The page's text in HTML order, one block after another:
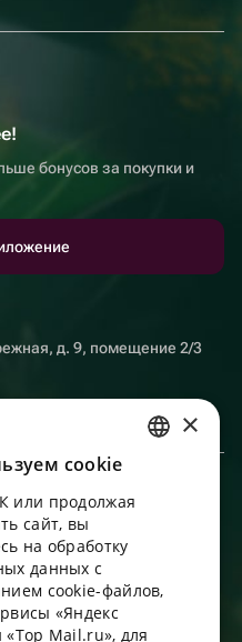
бонусов за покупки и
д. 9, помещение 2/3
в области информационных
по размещению
ENGLISH
UKRAINIAN
PORTUGUESE
×
сookie
или продолжая
сайт, вы
на обработку
данных с
cookie-файлов,
«Яндекс
Mail.ru», для